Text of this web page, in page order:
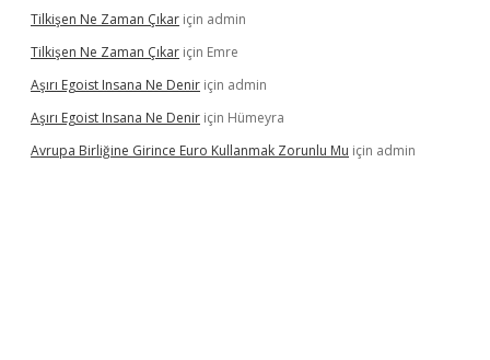
Tilkişen Ne Zaman Çıkar için admin
Tilkişen Ne Zaman Çıkar için Emre
Aşırı Egoist Insana Ne Denir için admin
Aşırı Egoist Insana Ne Denir için Hümeyra
Avrupa Birliğine Girince Euro Kullanmak Zorunlu Mu için admin